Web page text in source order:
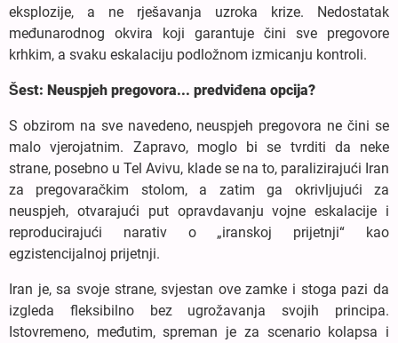
eksplozije, a ne rješavanja uzroka krize. Nedostatak
međunarodnog okvira koji garantuje čini sve pregovore
krhkim, a svaku eskalaciju podložnom izmicanju kontroli.
Šest: Neuspjeh pregovora... predviđena opcija?
S obzirom na sve navedeno, neuspjeh pregovora ne čini se
malo vjerojatnim. Zapravo, moglo bi se tvrditi da neke
strane, posebno u Tel Avivu, klade se na to, paralizirajući Iran
za pregovaračkim stolom, a zatim ga okrivljujući za
neuspjeh, otvarajući put opravdavanju vojne eskalacije i
reproducirajući narativ o „iranskoj prijetnji“ kao
egzistencijalnoj prijetnji.
Iran je, sa svoje strane, svjestan ove zamke i stoga pazi da
izgleda fleksibilno bez ugrožavanja svojih principa.
Istovremeno, međutim, spreman je za scenario kolapsa i